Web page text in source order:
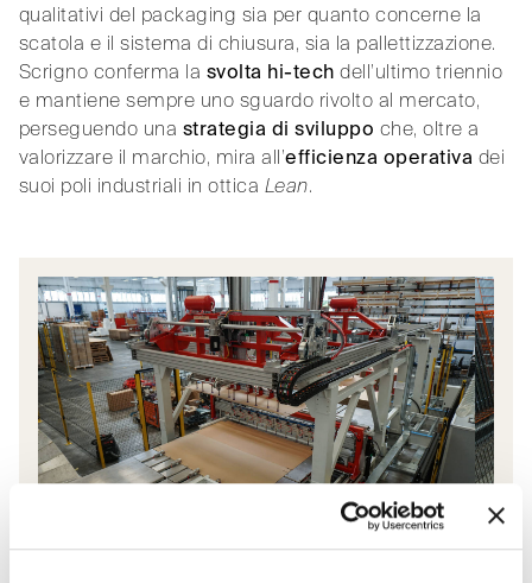
qualitativi del packaging sia per quanto concerne la
scatola e il sistema di chiusura, sia la pallettizzazione.
Scrigno conferma la svolta hi-tech dell’ultimo triennio
e mantiene sempre uno sguardo rivolto al mercato,
perseguendo una strategia di sviluppo che, oltre a
valorizzare il marchio, mira all’efficienza operativa dei
suoi poli industriali in ottica Lean.